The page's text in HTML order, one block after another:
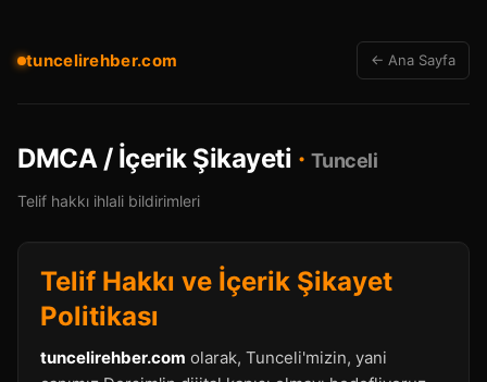
tuncelirehber.com ← Ana Sayfa
DMCA / İçerik Şikayeti · Tunceli
Telif hakkı ihlali bildirimleri
Telif Hakkı ve İçerik Şikayet
Politikası
tuncelirehber.com olarak, Tunceli'mizin, yani